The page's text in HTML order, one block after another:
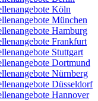
Köln
München
Hamburg
Frankfurt
Stuttgart
Dortmund
Nürnberg
Düsseldorf
Hannover